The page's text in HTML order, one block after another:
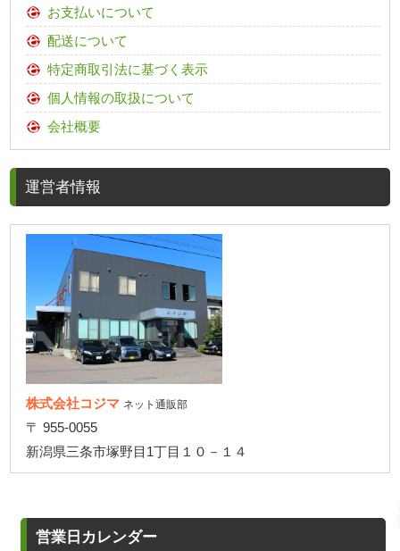
お支払いについて
配送について
特定商取引法に基づく表示
個人情報の取扱について
会社概要
運営者情報
株式会社コジマ ネット通販部
〒 955-0055
新潟県三条市塚野目1丁目１０－１４
営業日カレンダー